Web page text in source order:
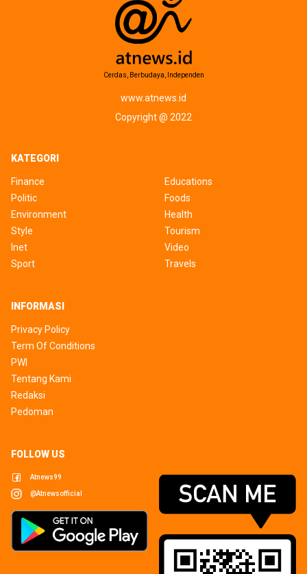
Cerdas, Berbudaya, Independen
www.atnews.id
Copyright @ 2022
KATEGORI
Finance
Politic
Environment
Style
Inet
Sport
Educations
Foods
Health
Tourism
Video
Travels
INFORMASI
Privacy Policy
Term Of Conditions
PWI
Tentang Kami
Redaksi
Pedoman
FOLLOW US
Atnews99
@atnewsofficial